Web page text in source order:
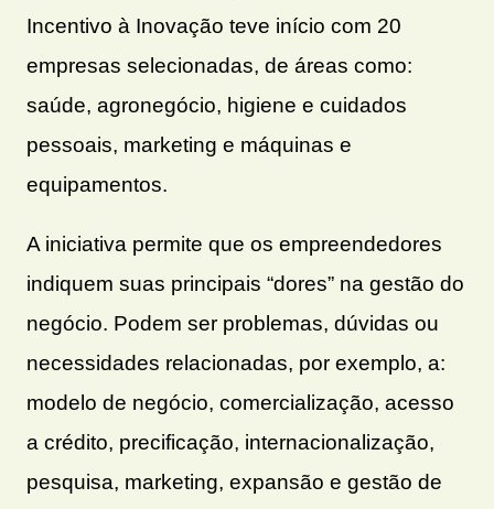
Incentivo à Inovação teve início com 20
empresas selecionadas, de áreas como:
saúde, agronegócio, higiene e cuidados
pessoais, marketing e máquinas e
equipamentos.
A iniciativa permite que os empreendedores
indiquem suas principais “dores” na gestão do
negócio. Podem ser problemas, dúvidas ou
necessidades relacionadas, por exemplo, a:
modelo de negócio, comercialização, acesso
a crédito, precificação, internacionalização,
pesquisa, marketing, expansão e gestão de